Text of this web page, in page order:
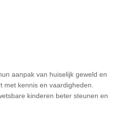
aanpak van huiselijk geweld en
met kennis en vaardigheden.
kinderen beter steunen en
de website optimaal. We
externe partijen zoals